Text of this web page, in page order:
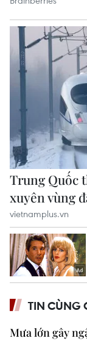
TIN CÙNG
Mưa lớn gây